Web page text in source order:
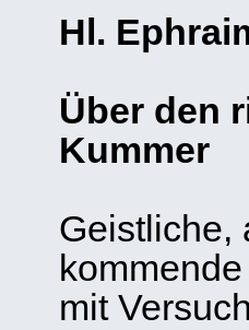
Hl.
Über den
Kummer
Geistliche,
mit